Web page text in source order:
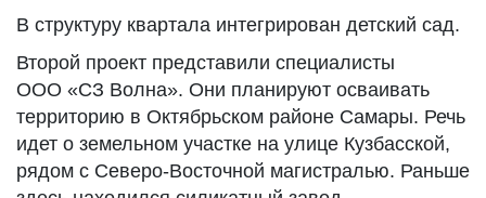
В структуру квартала интегрирован детский сад.
Второй проект представили специалисты
ООО «СЗ Волна». Они планируют осваивать
территорию в Октябрьском районе Самары. Речь
идет о земельном участке на улице Кузбасской,
рядом с Северо-Восточной магистралью. Раньше